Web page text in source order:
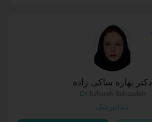
دکتر بهاره ساکی زاده
Bahareh Sakizadeh
,Dr
دندانپزشک